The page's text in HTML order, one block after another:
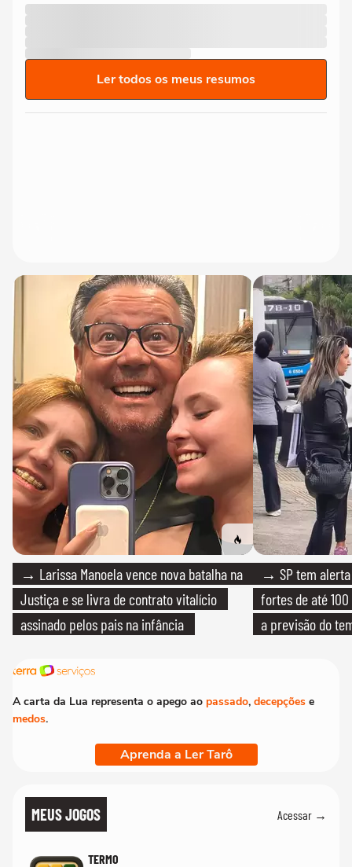
Ler todos os meus resumos
→ Larissa Manoela vence nova batalha na
Justiça e se livra de contrato vitalício
assinado pelos pais na infância
→ SP tem
fortes de até
a previsão do
A carta da Lua representa o apego ao passado, decepções e
medos.
Aprenda a Ler Tarô
MEUS JOGOS Acessar →
TERMO